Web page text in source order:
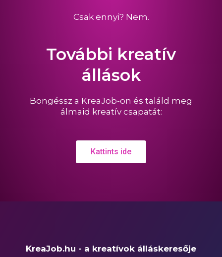
Csak ennyi? Nem.
További kreatív
állások
Böngéssz a KreaJob-on és találd meg
álmaid kreatív csapatát:
Kattints ide
KreaJob.hu - a kreatívok álláskeresője